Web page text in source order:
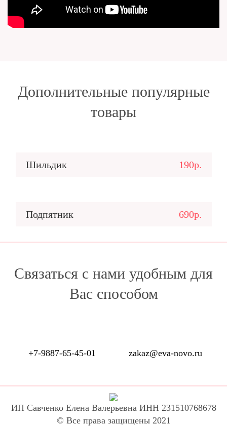
Дополнительные популярные
товары
Шильдик 190р.
Подпятник 690р.
Связаться с нами удобным для
Вас способом
+7-9887-65-45-01 zakaz@eva-novo.ru
ИП Савченко Елена Валерьевна ИНН 231510768678
© Все права защищены 2021